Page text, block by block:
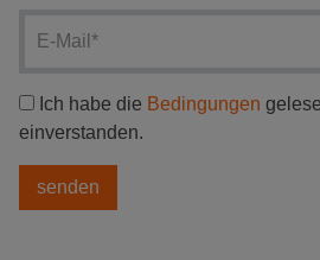
Ich habe die Bedingungen
einverstanden.